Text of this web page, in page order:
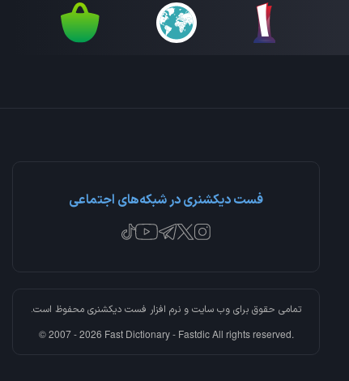
فست دیکشنری در شبکه‌های اجتماعی
تمامی حقوق برای وب سایت و نرم افزار فست دیکشنریمحفوظ است.
© 2007 - 2026 Fast Dictionary - Fastdic All rights reserved.